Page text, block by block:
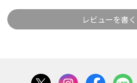
レビューを書く